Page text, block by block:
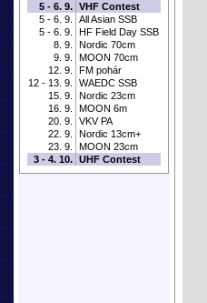
5 - 6. 9. VHF Contest
5 - 6. 9.
All Asian SSB
5 - 6. 9.
HF Field Day SSB
8. 9.
Nordic 70cm
9. 9.
MOON 70cm
12. 9.
FM pohár
12 - 13. 9.
WAEDC SSB
15. 9.
Nordic 23cm
16. 9.
MOON 6m
20. 9.
VKV PA
22. 9.
Nordic 13cm+
23. 9.
MOON 23cm
3 - 4. 10. UHF Contest